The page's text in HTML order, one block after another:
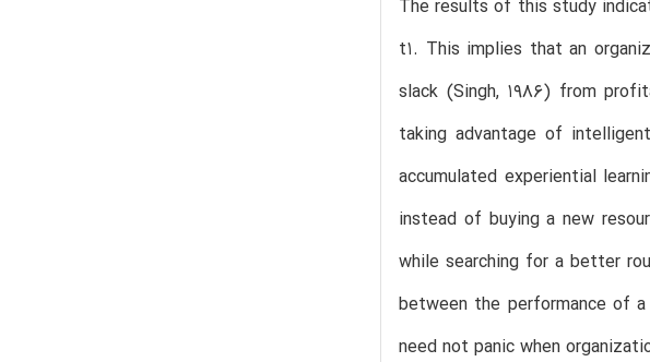
The results of this study
t1. This implies that an
slack (Singh, 1986) from
taking advantage of
accumulated experiential
instead of buying a new
while searching for a better
between the performance of
need not panic when